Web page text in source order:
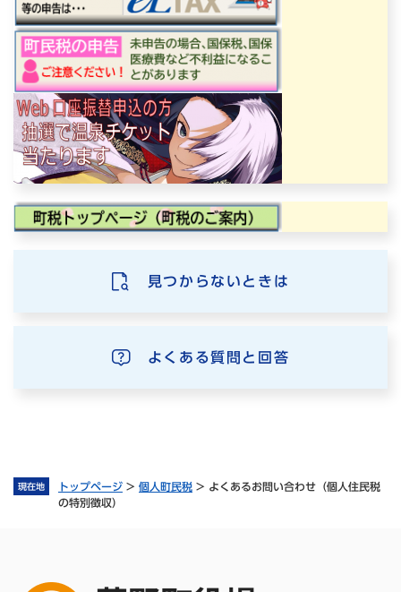
現在地 トップページ > 個人町民税 > よくあるお問い合わせ（個人住民税
の特別徴収）
見つからないときは
よくある質問と回答